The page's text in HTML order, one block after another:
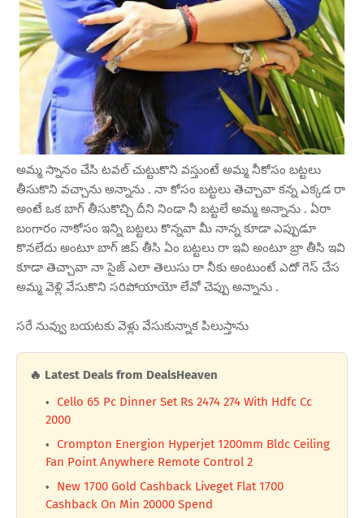
అమ్మ స్నానం చేసి టవల్ చుట్టుకొని వస్తుంటే అమ్మ నీకోసం బట్టలు
తీసుకొని వచ్చాను అన్నాను . నా కోసం బట్టలు తెచ్చావా కన్న ఎక్కడ రా
అంటే ఒక బాగ్ తీసుకొచ్చి దీని నిండా నీ బట్టలే అమ్మ అన్నాను . ఏరా
బంగారం నాకోసం ఇన్ని బట్టలు కొన్నవా మీ నాన్న కూడా ఎప్పుడూ
కొనలేదు అంటూ బాగ్ జిప్ తీసి ఏం బట్టలు రా ఇవి అంటూ బ్రా తీసి ఇవి
కూడా తెచ్చావా నా సైజ్ ఎలా తెలుసు రా నీకు అంటుంటే ఎదో గెస్ చేస
అమ్మ వెళ్లి వేసుకొని సరిపోయాయో లేవో చెప్పు అన్నాను .
సరే నువ్వు బయటకు వెళ్లు వేసుకున్నాక పిలుస్తాను
🔥 Latest Deals from DealsHeaven
Cello 65 Pc Dinner Set Rs 2474 274 With Hdfc Cc
2000
Crompton Energion Hyperjet 1200mm Bldc Ceiling
Fan Point Anywhere Remote Control 2
New 1700 Gold Cashback Liveget Flat 1700
Cashback On Min 20000 Spend